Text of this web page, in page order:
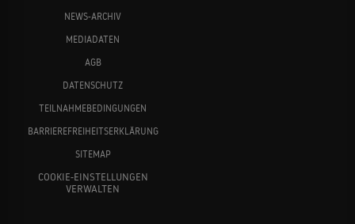
NEWS-ARCHIV
MEDIADATEN
AGB
DATENSCHUTZ
TEILNAHMEBEDINGUNGEN
BARRIEREFREIHEITSERKLÄRUNG
SITEMAP
COOKIE-EINSTELLUNGEN
VERWALTEN